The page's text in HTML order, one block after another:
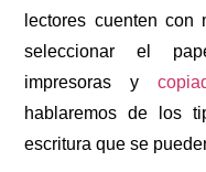
lectores cuenten con
seleccionar el
impresoras y
hablaremos de los
escritura que se